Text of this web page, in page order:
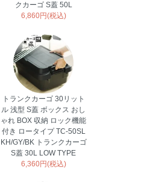
クカーゴ S蓋 50L
6,860円(税込)
トランクカーゴ 30リット
ル 浅型 S蓋 ボックス おし
ゃれ BOX 収納 ロック機能
付き ロータイプ TC-50SL
KH/GY/BK トランクカーゴ
S蓋 30L LOW TYPE
6,360円(税込)